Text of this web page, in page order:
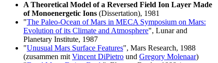
A Theoretical Model of a Reversed Field Ion Layer Made
of Monoenergetic Ions (Dissertation), 1981
"The Paleo-Ocean of Mars in MECA Symposium on Mars:
Evolution of its Climate and Atmosphere", Lunar and
Planetary Institute, 1987
"Unusual Mars Surface Features", Mars Research, 1988
(zusammen mitVincent DiPietro und Gregory Molenaar)